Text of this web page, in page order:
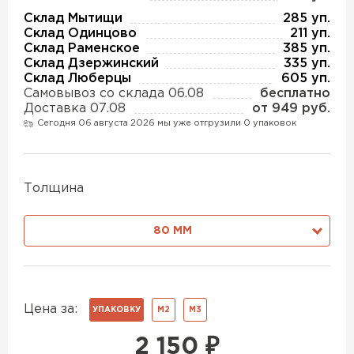
Склад Мытищи
285 уп.
Склад Одинцово
211 уп.
Склад Раменское
385 уп.
Склад Дзержинский
335 уп.
Склад Люберцы
605 уп.
Самовывоз со склада 06.08
бесплатно
Доставка 07.08
от 949 руб.
Сегодня 06 августа 2026 мы уже отгрузили 0 упаковок
Толщина
80 ММ
Цена за: УПАКОВКУ М2 М3
2 150 ₽
Утеплитель Изотек
ПЕРЕЙТИ
Утеплитель Ruspanel
ПЕРЕЙТИ
ПЕРЕЙТИ
ПЕРЕЙТИ
Утеплитель Юматекс
Утеплитель Теплекс
Утеплитель Дирок